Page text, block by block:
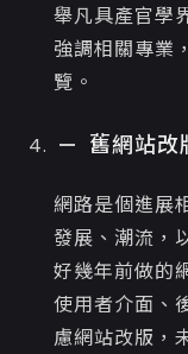
舉凡具產官學
強調相關專業
覽。
舊網站改
網路是個進展
發展、潮流，
好幾年前做的
使用者介面、
慮網站改版，